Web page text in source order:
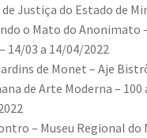
Justiça do Estado de
o Mato do
14/03 a 14/04/2022
de Monet – Aje
de Arte Moderna –
– Museu Regional